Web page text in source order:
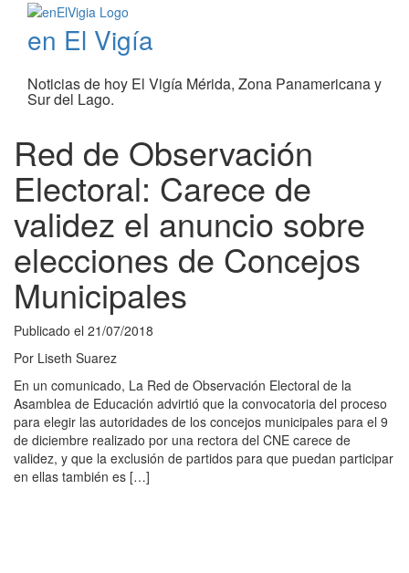
en El Vigía
Noticias de hoy El Vigía Mérida, Zona Panamericana y
Sur del Lago.
Red de Observación
Electoral: Carece de
validez el anuncio sobre
elecciones de Concejos
Municipales
Publicado el 21/07/2018
Por Liseth Suarez
En un comunicado, La Red de Observación Electoral de la
Asamblea de Educación advirtió que la convocatoria del proceso
para elegir las autoridades de los concejos municipales para el 9
de diciembre realizado por una rectora del CNE carece de
validez, y que la exclusión de partidos para que puedan participar
en ellas también es […]